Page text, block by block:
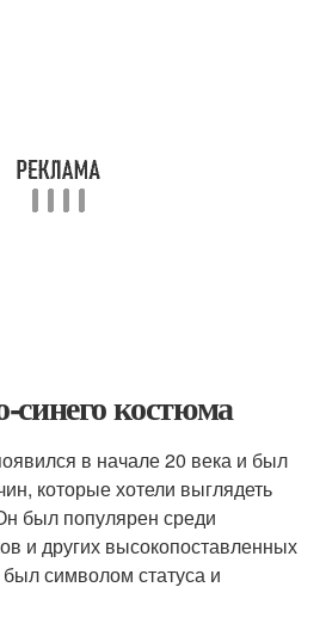
синего костюма
в начале 20 века и был
которые хотели выглядеть
был популярен среди
и других высокопоставленных
символом статуса и